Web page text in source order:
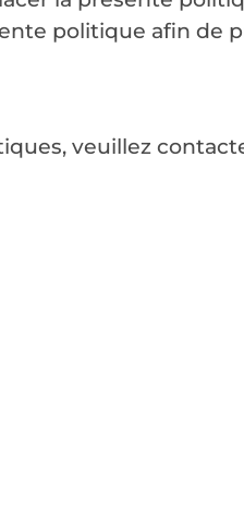
politique afin de
veuillez